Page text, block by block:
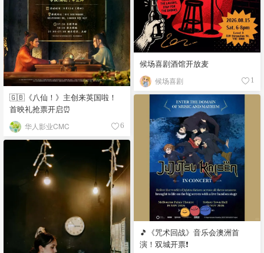
🇬🇧《八仙！》主创来英国啦！
首映礼抢票开启⏰
华人影业CMC 6
候场喜剧酒馆开放麦
候场喜剧 1
🎵《咒术回战》音乐会澳洲首
演！双城开票❗️